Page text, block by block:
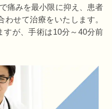
痛みを最小限に抑え、患者
せて治療をいたします。
すが、手術は10分～40分前